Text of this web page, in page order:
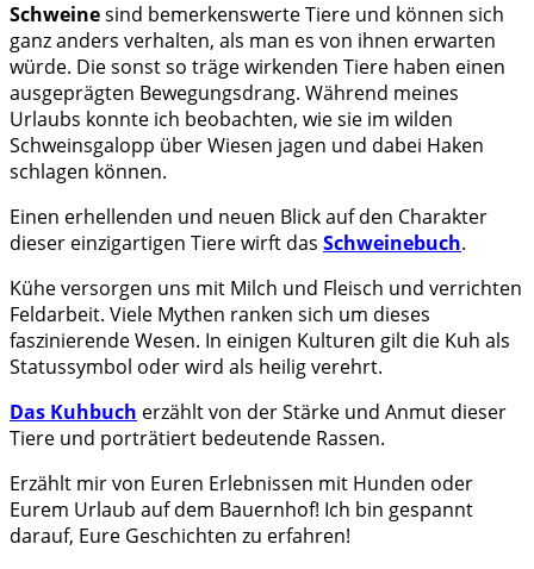
Schweinesind bemerkenswerte Tiere und können sich
ganz anders verhalten, als man es von ihnen erwarten
würde. Die sonst so träge wirkenden Tiere haben einen
ausgeprägten Bewegungsdrang. Während meines
Urlaubs konnte ich beobachten, wie sie im wilden
Schweinsgalopp über Wiesen jagen und dabei Haken
schlagen können.
Einen erhellenden und neuen Blick auf den Charakter
dieser einzigartigen Tiere wirft das Schweinebuch.
Kühe versorgen uns mit Milch und Fleisch und verrichten
Feldarbeit. Viele Mythen ranken sich um dieses
faszinierende Wesen. In einigen Kulturen gilt die Kuh als
Statussymbol oder wird als heilig verehrt.
Das Kuhbuch erzählt von der Stärke und Anmut dieser
Tiere und porträtiert bedeutende Rassen.
Erzählt mir von Euren Erlebnissen mit Hunden oder
Eurem Urlaub auf dem Bauernhof! Ich bin gespannt
darauf, Eure Geschichten zu erfahren!